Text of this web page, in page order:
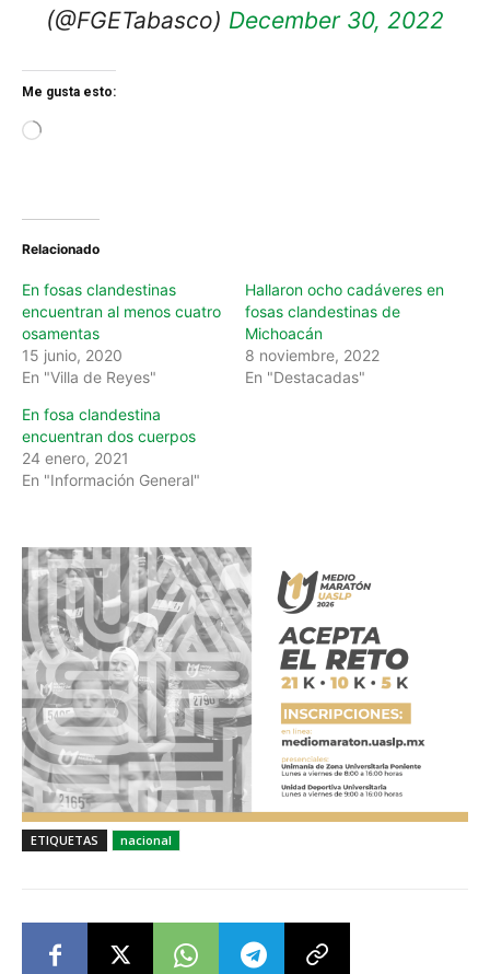
(@FGETabasco) December 30, 2022
Me gusta esto:
g
Relacionado
En fosas clandestinas
encuentran al menos cuatro
osamentas
15 junio, 2020
En "Villa de Reyes"
Hallaron ocho cadáveres en
fosas clandestinas de
Michoacán
8 noviembre, 2022
En "Destacadas"
En fosa clandestina
encuentran dos cuerpos
24 enero, 2021
En "Información General"
ETIQUETAS nacional